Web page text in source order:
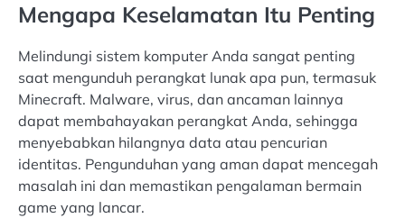
Mengapa Keselamatan Itu Penting
Melindungi sistem komputer Anda sangat penting
saat mengunduh perangkat lunak apa pun, termasuk
Minecraft. Malware, virus, dan ancaman lainnya
dapat membahayakan perangkat Anda, sehingga
menyebabkan hilangnya data atau pencurian
identitas. Pengunduhan yang aman dapat mencegah
masalah ini dan memastikan pengalaman bermain
game yang lancar.